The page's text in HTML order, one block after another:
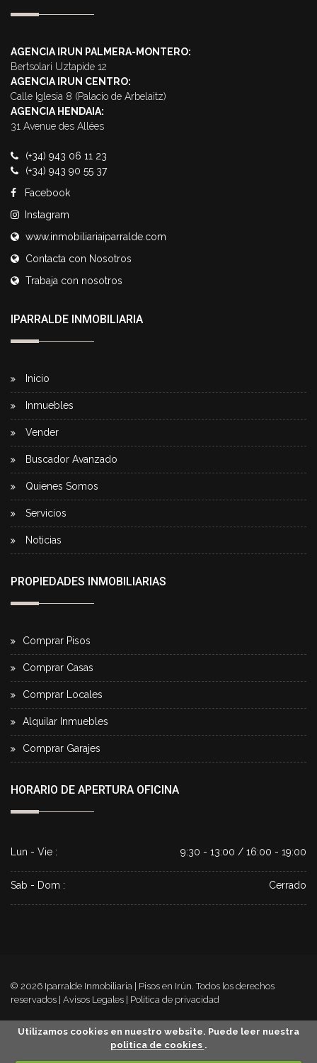
AGENCIA IRUN PALMERA-MONTERO:
Bertsolari Uztapide 12
AGENCIA IRUN CENTRO:
Calle Iglesia 8 (Palacio de Arbelaitz)
AGENCIA HENDAIA:
31 Avenue des Allées
(+34) 943 06 11 23
(+34) 943 90 55 37
Facebook
Instagram
www.inmobiliariaiparralde.com
Contacta con Nosotros
Trabaja con nosotros
IPARRALDE INMOBILIARIA
Inicio
Inmuebles
Vender
Buscador Avanzado
Quienes Somos
Servicios
Noticias
PROPIEDADES INMOBILIARIAS
Comprar Pisos
Comprar Casas
Comprar Locales
Alquilar Inmuebles
Comprar Garajes
HORARIO DE APERTURA OFICINA
Lun - Vie : 9:30 - 13:00 / 16:00 - 19:00
Sab - Dom : Cerrado
© 2026 Iparralde Inmobiliaria | Pisos en Irún . Todos los derechos
reservados | Avisos Legales Política de privacidad
Utilizamos cookies en nuestro website. Puede leer nuestra
politica de cookies .